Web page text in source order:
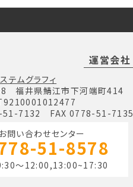
運営会社
テムグラフィ
福井県鯖江市下河端町414
51-7132 FAX 0778-51-7135
お問い合わせセンター
51-8578
～12:00,13:00~17:30